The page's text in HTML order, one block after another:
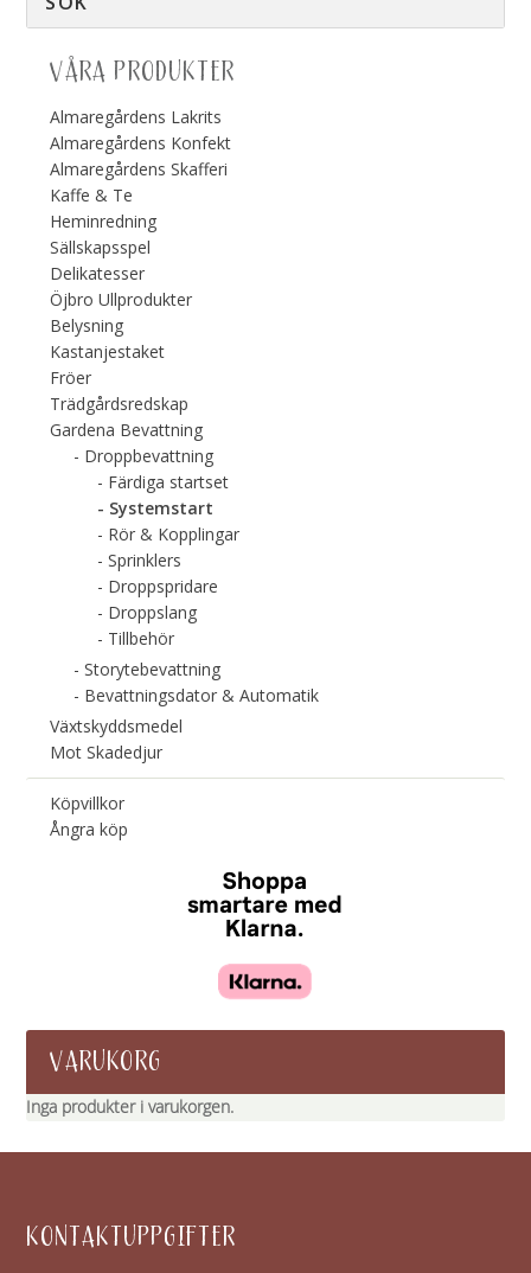
VÅRA PRODUKTER
Almaregårdens Lakrits
Almaregårdens Konfekt
Almaregårdens Skafferi
Kaffe & Te
Heminredning
Sällskapsspel
Delikatesser
Öjbro Ullprodukter
Belysning
Kastanjestaket
Fröer
Trädgårdsredskap
Gardena Bevattning
Droppbevattning
Färdiga startset
Systemstart
Rör & Kopplingar
Sprinklers
Droppspridare
Droppslang
Tillbehör
Storytebevattning
Bevattningsdator & Automatik
Växtskyddsmedel
Mot Skadedjur
Köpvillkor
Ångra köp
VARUKORG
Inga produkter i varukorgen.
KONTAKTUPPGIFTER